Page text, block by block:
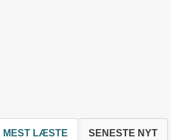
MEST LÆSTE SENESTE NYT